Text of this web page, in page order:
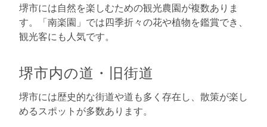
堺市には自然を楽しむための観光農園が複数ありま
す。「南楽園」では四季折々の花や植物を鑑賞でき、
観光客にも人気です。
堺市内の道・旧街道
堺市には歴史的な街道や道も多く存在し、散策が楽し
めるスポットが多数あります。